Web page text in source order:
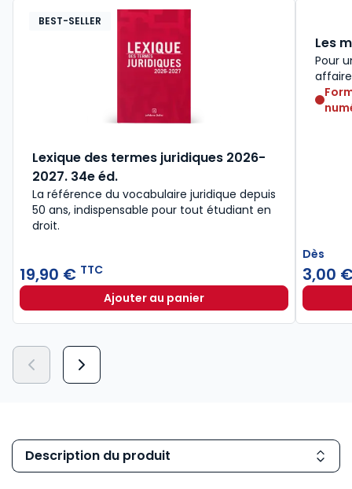
BEST-SELLER
Lexique des termes juridiques 2026-
2027. 34e éd.
La référence du vocabulaire juridique depuis
50 ans, indispensable pour tout étudiant en
droit.​
19,90 € TTC
Ajouter au panierLexique des termes juridiques
Les
Pour
Dès
3,00
Description du produit